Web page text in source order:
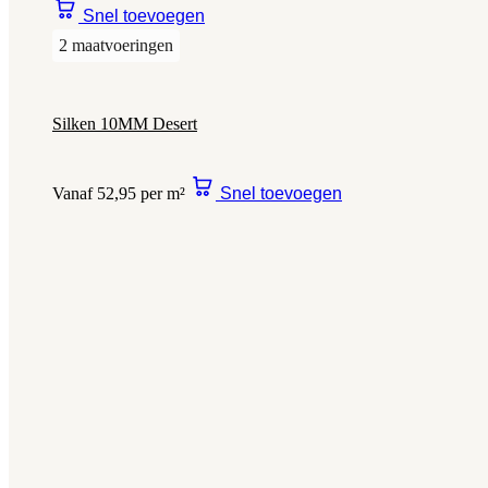
Snel toevoegen
2 maatvoeringen
Silken 10MM Desert
Vanaf 52,95 per m² Snel toevoegen